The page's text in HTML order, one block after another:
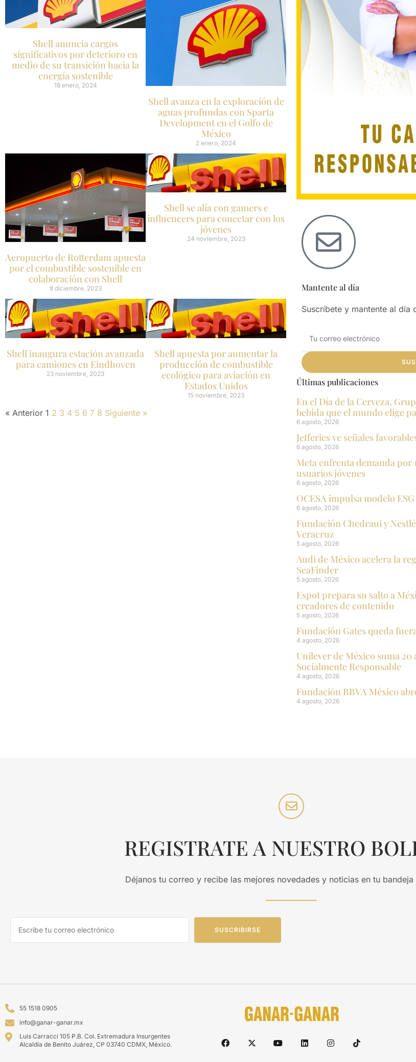
Shell anuncia cargos
significativos por deterioro en
medio de su transición hacia la
energía sostenible
18 enero, 2024
Shell avanza en la exploración de
aguas profundas con Sparta
Development en el Golfo de
México
2 enero, 2024
Aeropuerto de Rotterdam apuesta
por el combustible sostenible en
colaboración con Shell
8 diciembre, 2023
Shell se alía con gamers e
influencers para conectar con los
jóvenes
24 noviembre, 2023
Shell inaugura estación avanzada
para camiones en Eindhoven
23 noviembre, 2023
Shell apuesta por aumentar la
producción de combustible
ecológico para aviación en
Estados Unidos
15 noviembre, 2023
« Anterior 1 2 3 4 5 6 7 8 Siguiente »
Mantente al día
Suscríbete y mantente al día
Últimas publicaciones
En el Día de la Cerveza,
bebida que el mundo elige
6 agosto, 2026
Jefferies ve señales
6 agosto, 2026
Meta enfrenta demanda por
usuarios jóvenes
6 agosto, 2026
OCESA impulsa modelo
6 agosto, 2026
Fundación Chedraui y
Veracruz
5 agosto, 2026
Audi de México acelera la
SeaFinder
5 agosto, 2026
Espot prepara su salto a
creadores de contenido
5 agosto, 2026
Fundación Gates queda
4 agosto, 2026
Unilever de México suma
Socialmente Responsable
4 agosto, 2026
Fundación BBVA México
4 agosto, 2026
REGISTRATE A NUESTRO
Déjanos tu correo y recibe las mejores novedades y noticias en tu bandeja
SUSCRIBIRSE
55 1518 0905
info@ganar-ganar.mx
Luis Carracci 105 P.B. Col. Extremadura Insurgentes
Alcaldía de Benito Juárez, CP 03740 CDMX, México.